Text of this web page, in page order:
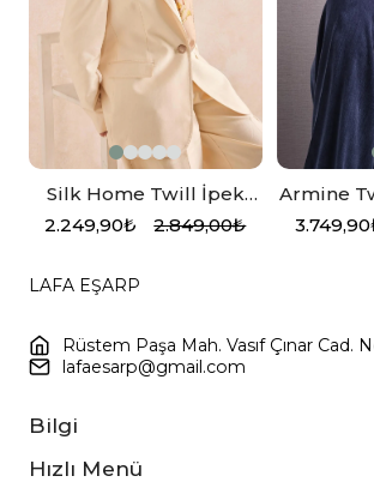
Silk Home Twill İpek
Eşarp 11530-01 Bej, Gold
2.249,90₺ 2.849,00₺
Armine
LAFA EŞARP
Rüstem Paşa Mah. Vasıf Çınar Cad.
lafaesarp@gmail.com
Bilgi
Hızlı Menü